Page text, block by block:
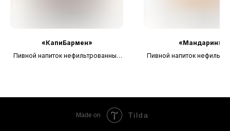
«КапиБармен»
Пивной напиток нефильтрованный
«Мандарин»
Пивной напиток
Made on Tilda